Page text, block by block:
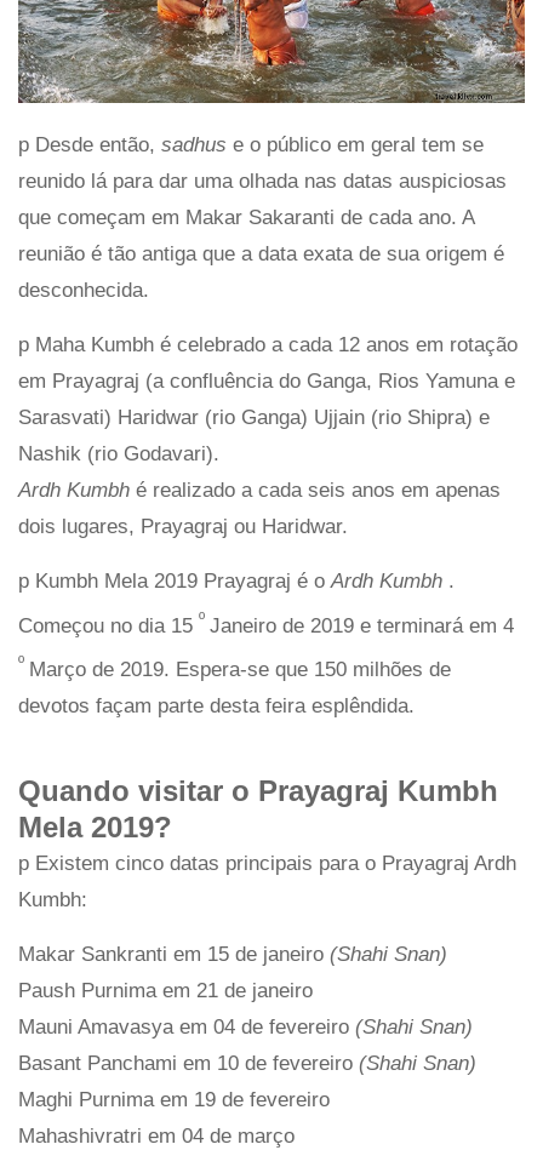
p Desde então, sadhus e o público em geral tem se
reunido lá para dar uma olhada nas datas auspiciosas
que começam em Makar Sakaranti de cada ano. A
reunião é tão antiga que a data exata de sua origem é
desconhecida.
p Maha Kumbh é celebrado a cada 12 anos em rotação
em Prayagraj (a confluência do Ganga, Rios Yamuna e
Sarasvati) Haridwar (rio Ganga) Ujjain (rio Shipra) e
Nashik (rio Godavari).
Ardh Kumbh é realizado a cada seis anos em apenas
dois lugares, Prayagraj ou Haridwar.
p Kumbh Mela 2019 Prayagraj é o Ardh Kumbh .
Começou no dia 15 º Janeiro de 2019 e terminará em 4
º Março de 2019. Espera-se que 150 milhões de
devotos façam parte desta feira esplêndida.
Quando visitar o Prayagraj Kumbh
Mela 2019?
p Existem cinco datas principais para o Prayagraj Ardh
Kumbh:
Makar Sankranti em 15 de janeiro (Shahi Snan)
Paush Purnima em 21 de janeiro
Mauni Amavasya em 04 de fevereiro (Shahi Snan)
Basant Panchami em 10 de fevereiro (Shahi Snan)
Maghi Purnima em 19 de fevereiro
Mahashivratri em 04 de março